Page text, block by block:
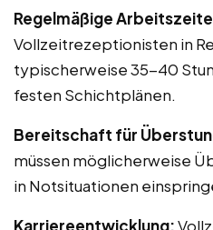
Regelmäßige
Vollzeitrezeptionisten in
typischerweise 35-40
festen Schichtplänen.
Bereitschaft für
müssen möglicherweise
in Notsituationen
Karriereentwicklung: